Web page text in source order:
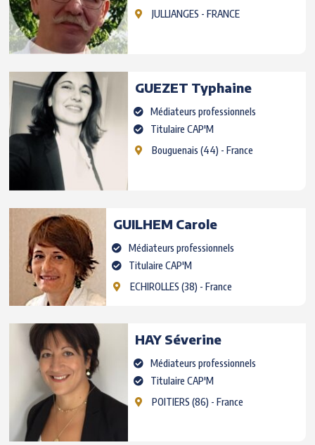
JULLIANGES - FRANCE
GUEZET Typhaine
Médiateurs professionnels
Titulaire CAP'M
Bouguenais (44) - France
GUILHEM Carole
Médiateurs professionnels
Titulaire CAP'M
ECHIROLLES (38) - France
HAY Séverine
Médiateurs professionnels
Titulaire CAP'M
POITIERS (86) - France